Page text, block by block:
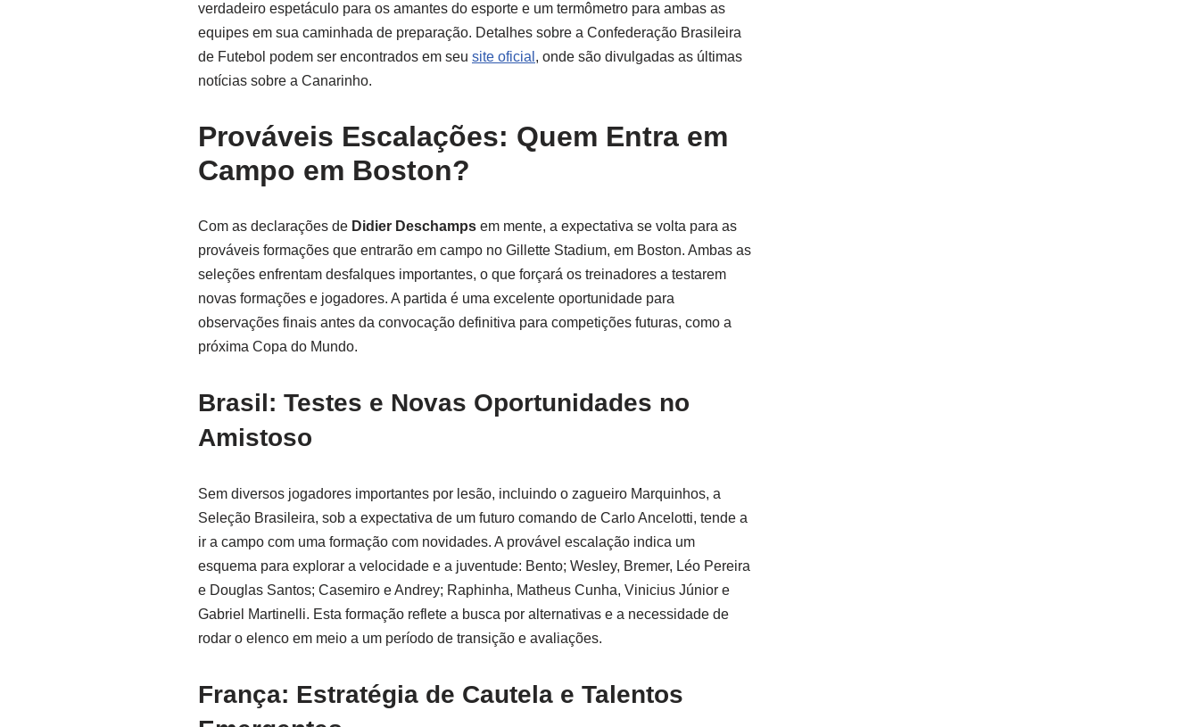
verdadeiro espetáculo para os amantes do esporte e um termômetro para ambas as
equipes em sua caminhada de preparação. Detalhes sobre a Confederação Brasileira
de Futebol podem ser encontrados em seu site oficial , onde são divulgadas as últimas
notícias sobre a Canarinho.
Prováveis Escalações: Quem Entra em
Campo em Boston?
Com as declarações de Didier Deschamps em mente, a expectativa se volta para as
prováveis formações que entrarão em campo no Gillette Stadium, em Boston. Ambas as
seleções enfrentam desfalques importantes, o que forçará os treinadores a testarem
novas formações e jogadores. A partida é uma excelente oportunidade para
observações finais antes da convocação definitiva para competições futuras, como a
próxima Copa do Mundo.
Brasil: Testes e Novas Oportunidades no
Amistoso
Sem diversos jogadores importantes por lesão, incluindo o zagueiro Marquinhos, a
Seleção Brasileira, sob a expectativa de um futuro comando de Carlo Ancelotti, tende a
ir a campo com uma formação com novidades. A provável escalação indica um
esquema para explorar a velocidade e a juventude: Bento; Wesley, Bremer, Léo Pereira
e Douglas Santos; Casemiro e Andrey; Raphinha, Matheus Cunha, Vinicius Júnior e
Gabriel Martinelli. Esta formação reflete a busca por alternativas e a necessidade de
rodar o elenco em meio a um período de transição e avaliações.
França: Estratégia de Cautela e Talentos